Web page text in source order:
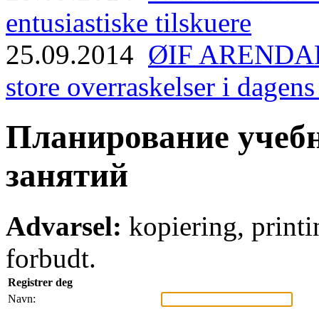
entusiastiske tilskuere
25.09.2014 ØIF
store overraskelser i
Планирование
занятий
Advarsel: kopiering,
forbudt.
Registrer deg
Navn: